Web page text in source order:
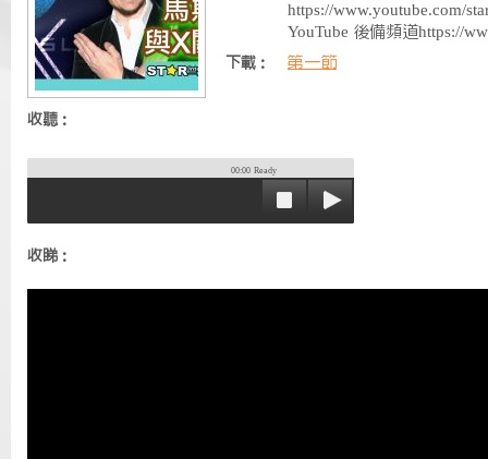
https://www.youtube.com/
YouTube 後備頻道https://
下載： 第一節
收聽：
00:00 Ready
收睇：